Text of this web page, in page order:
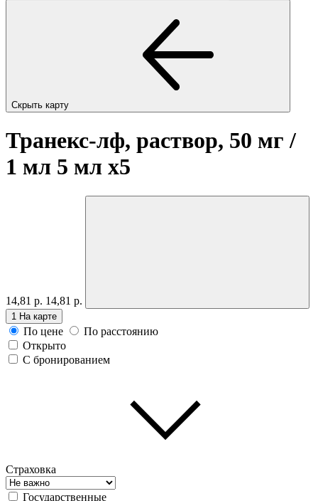
Скрыть карту
Транекс-лф, раствор, 50 мг /
1 мл 5 мл x5
14,81 р. 14,81 р.
1 На карте
По цене
По расстоянию
Открыто
С бронированием
Страховка
Государственные